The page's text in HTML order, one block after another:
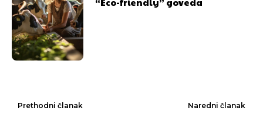
Prethodni članak Naredni članak